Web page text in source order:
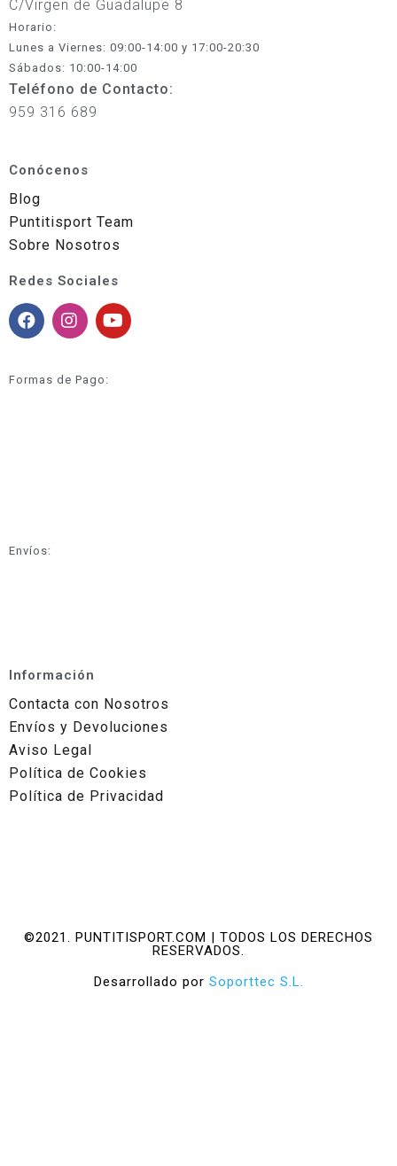
C/Virgen de Guadalupe 8
Horario:
Lunes a Viernes: 09:00-14:00 y 17:00-20:30
Sábados: 10:00-14:00
Teléfono de Contacto:
959 316 689
Conócenos
Blog
Puntitisport Team
Sobre Nosotros
Redes Sociales
Formas de Pago:
Envíos:
Información
Contacta con Nosotros
Envíos y Devoluciones
Aviso Legal
Política de Cookies
Política de Privacidad
©2021. PUNTITISPORT.COM | TODOS LOS DERECHOS
RESERVADOS.
Desarrollado por Soporttec S.L.